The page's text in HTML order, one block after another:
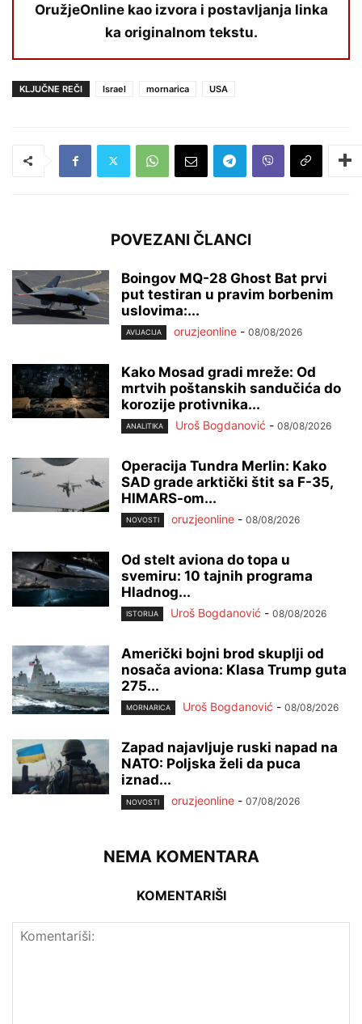
OružjeOnline kao izvora i postavljanja linka
ka originalnom tekstu.
KLJUČNE REČI Israel mornarica USA
POVEZANI ČLANCI
Boingov MQ-28 Ghost Bat prvi
put testiran u pravim borbenim
uslovima:...
AVIJACIJA oruzjeonline - 08/08/2026
Kako Mosad gradi mreže: Od
mrtvih poštanskih sandučića do
korozije protivnika...
ANALITIKA Uroš Bogdanović - 08/08/2026
Operacija Tundra Merlin: Kako
SAD grade arktički štit sa F-35,
HIMARS-om...
NOVOSTI oruzjeonline - 08/08/2026
Od stelt aviona do topa u
svemiru: 10 tajnih programa
Hladnog...
ISTORIJA Uroš Bogdanović - 08/08/2026
Američki bojni brod skuplji od
nosača aviona: Klasa Trump guta
275...
MORNARICA Uroš Bogdanović - 08/08/2026
Zapad najavljuje ruski napad na
NATO: Poljska želi da puca
iznad...
NOVOSTI oruzjeonline - 07/08/2026
NEMA KOMENTARA
KOMENTARIŠI